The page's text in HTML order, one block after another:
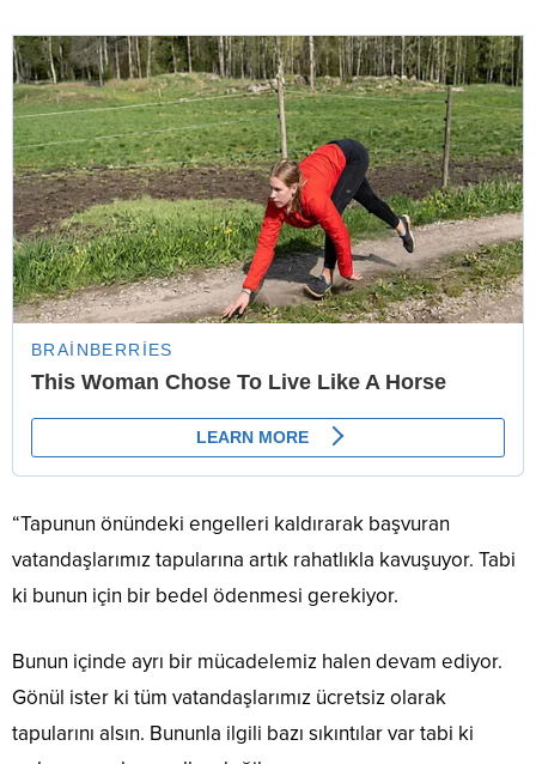
“Tapunun önündeki engelleri kaldırarak başvuran
vatandaşlarımız tapularına artık rahatlıkla kavuşuyor. Tabi
ki bunun için bir bedel ödenmesi gerekiyor.
Bunun içinde ayrı bir mücadelemiz halen devam ediyor.
Gönül ister ki tüm vatandaşlarımız ücretsiz olarak
tapularını alsın. Bununla ilgili bazı sıkıntılar var tabi ki